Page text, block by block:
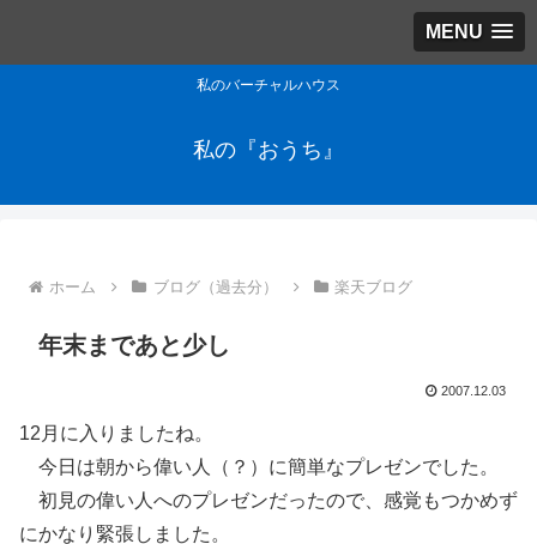
MENU
私のバーチャルハウス
私の『おうち』
ホーム ブログ（過去分） 楽天ブログ
年末まであと少し
2007.12.03
12月に入りましたね。
今日は朝から偉い人（？）に簡単なプレゼンでした。
初見の偉い人へのプレゼンだったので、感覚もつかめず
にかなり緊張しました。